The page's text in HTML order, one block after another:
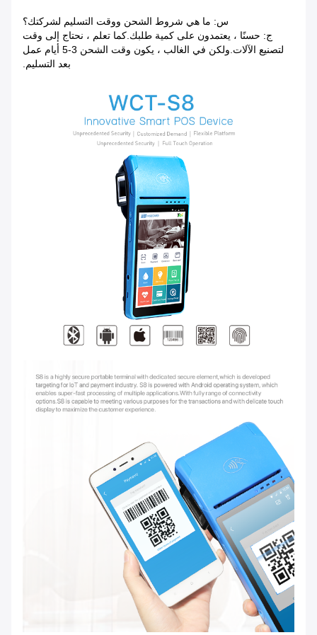
س: ما هي شروط الشحن ووقت التسليم لشركتك؟
ج: حسنًا ، يعتمدون على كمية طلبك.كما تعلم ، نحتاج إلى وقت
لتصنيع الآلات.ولكن في الغالب ، يكون وقت الشحن 3-5 أيام عمل
بعد التسليم.